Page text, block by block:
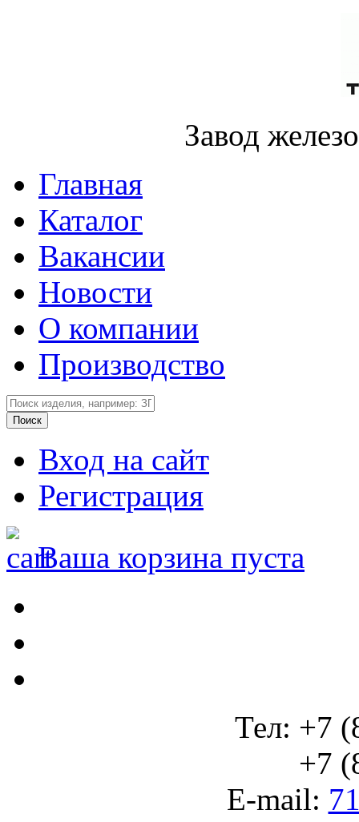
Завод
Главная
Каталог
Вакансии
Новости
О компании
Производство
Вход на сайт
Регистрация
Ваша корзина пуста
Тел: +7
+7
E-mail: